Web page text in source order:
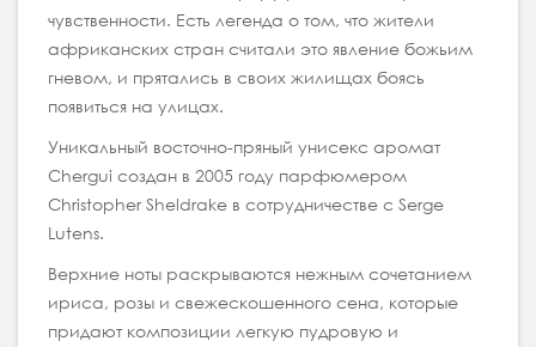
чувственности. Есть легенда о том, что жители
африканских стран считали это явление божьим
гневом, и прятались в своих жилищах боясь
появиться на улицах.
Уникальный восточно-пряный унисекс аромат
Chergui создан в 2005 году парфюмером
Christopher Sheldrake в сотрудничестве с Serge
Lutens.
Верхние ноты раскрываются нежным сочетанием
ириса, розы и свежескошенного сена, которые
придают композиции легкую пудровую и